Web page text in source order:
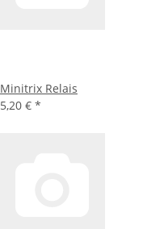
Minitrix Relais
5,20 € *